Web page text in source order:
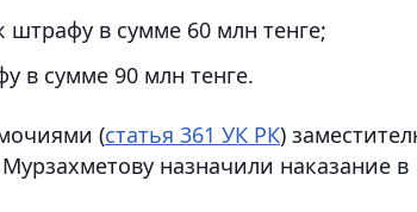
штрафу в сумме 60 млн тенге;
в сумме 90 млн тенге.
(статья 361 УК РК)
назначили наказание в